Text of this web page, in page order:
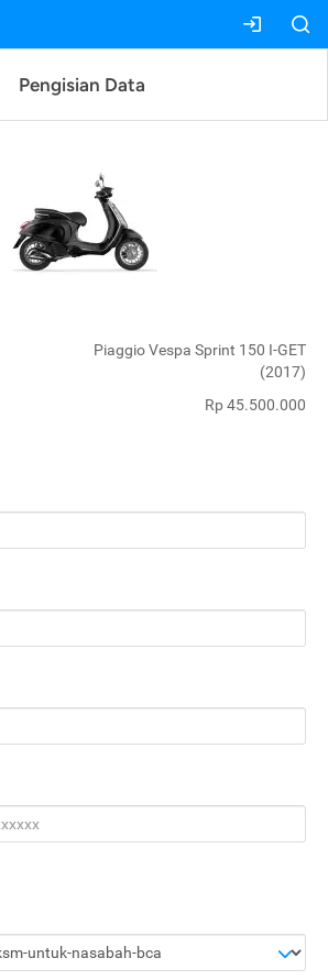
Pengisian Data
Piaggio Vespa Sprint 150 I-GET
(2017)
Rp 45.500.000